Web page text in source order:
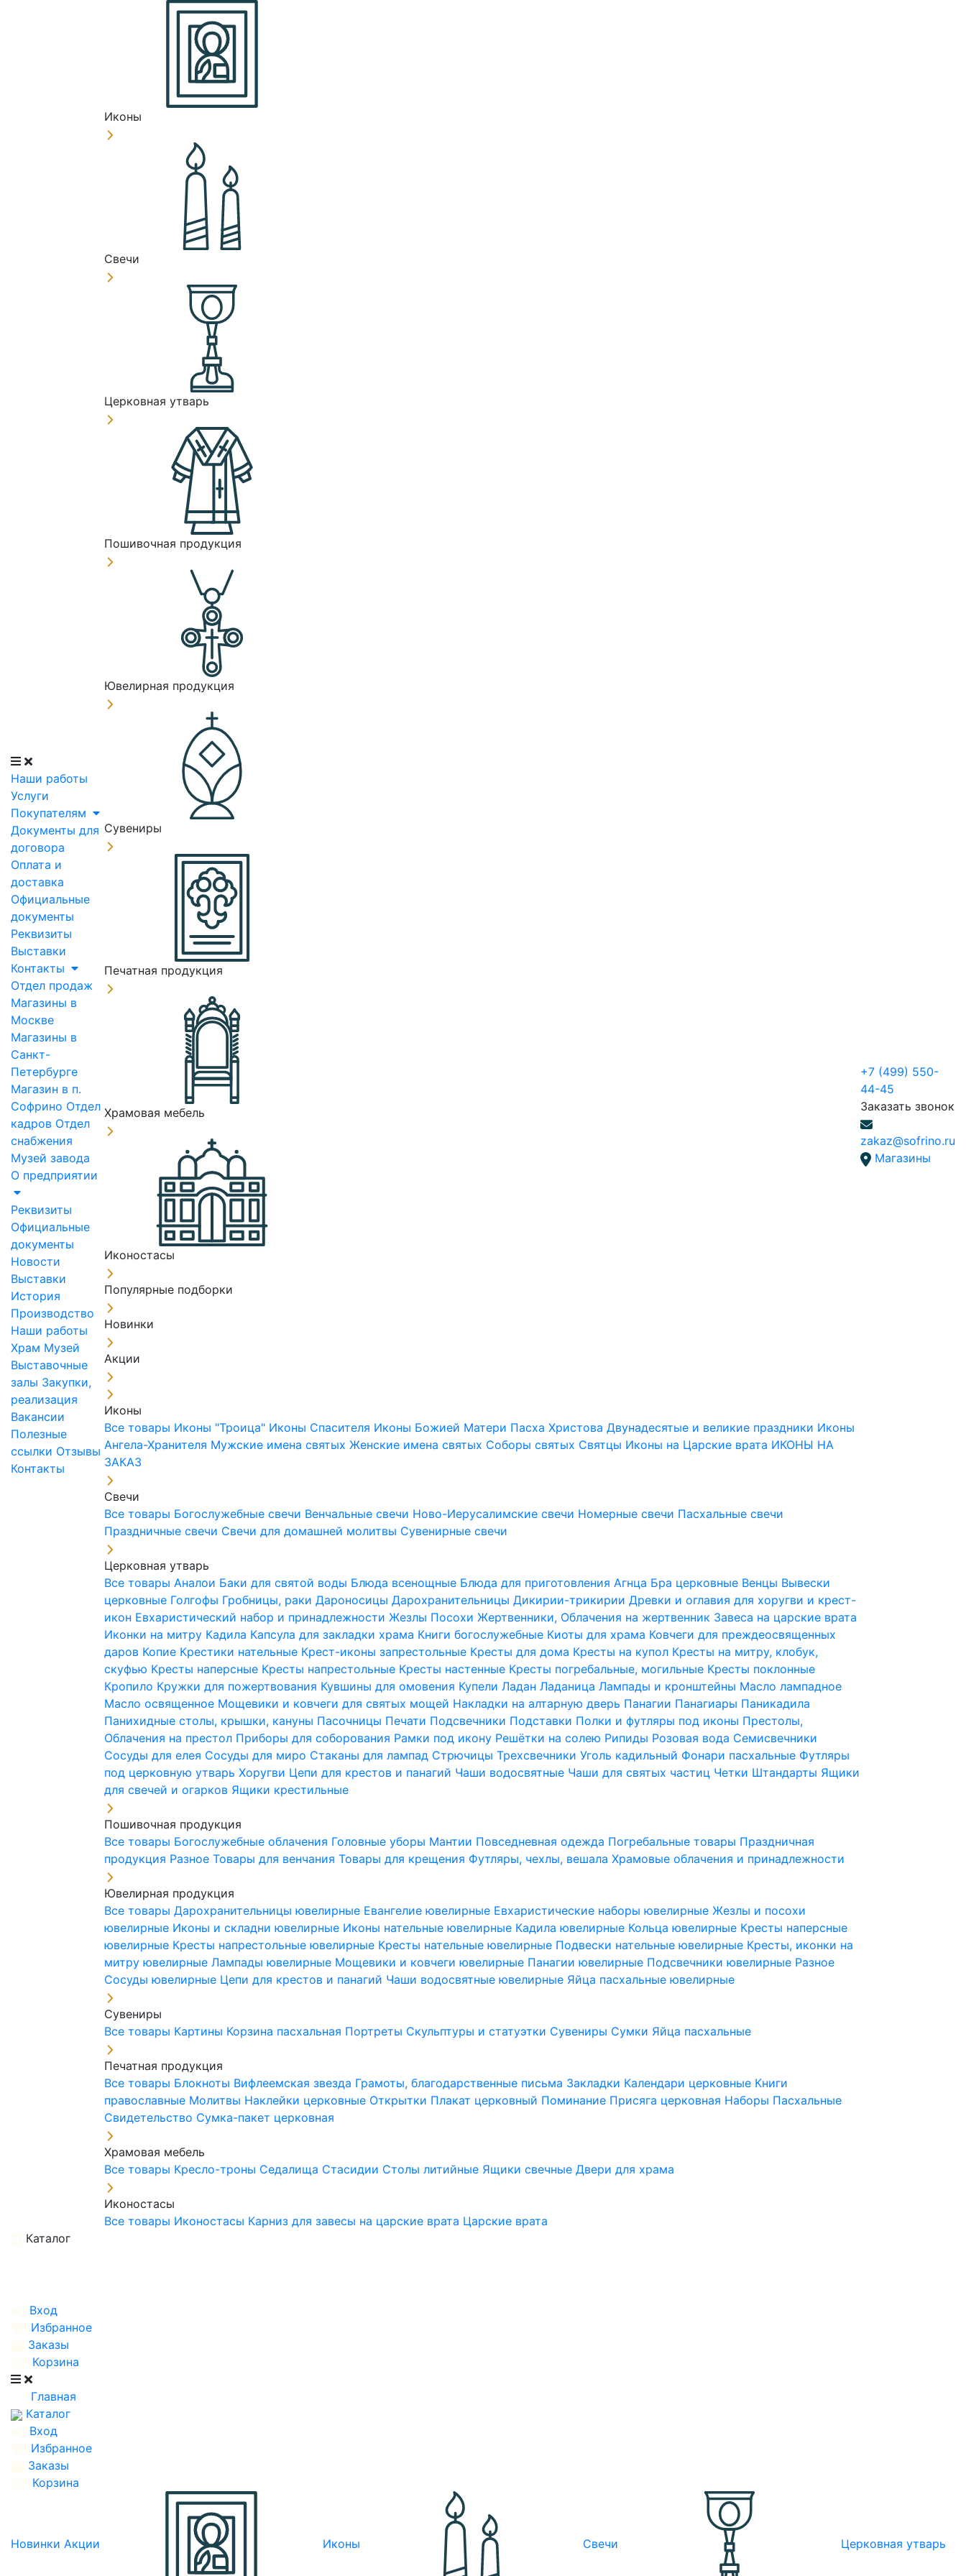
Наши работы
Услуги
Покупателям
Документы для
договора
Оплата и
доставка
Официальные
документы
Реквизиты
Выставки
Контакты
Отдел продаж
Магазины в
Москве
Магазины в
Санкт-
Петербурге
Магазин в п.
Софрино Отдел
кадров Отдел
снабжения
Музей завода
О предприятии
Реквизиты
Официальные
документы
Новости
Выставки
История
Производство
Наши работы
Храм Музей
Выставочные
залы Закупки,
реализация
Вакансии
Полезные
ссылки Отзывы
Контакты
Иконы
Свечи
Церковная утварь
Пошивочная продукция
Ювелирная продукция
Сувениры
Печатная продукция
Храмовая мебель
Иконостасы
Популярные подборки
Новинки
Акции
Иконы
Все товары Иконы "Троица" Иконы Спасителя Иконы Божией Матери Пасха ХристоваДвунадесятые и великие праздники Иконы
Ангела-Хранителя Мужские имена святыхЖенские имена святых Соборы святых Святцы Иконы на Царские врата ИКОНЫ НА
ЗАКАЗ
Свечи
Все товары Богослужебные свечи Венчальные свечи Ново-Иерусалимские свечи Номерные свечи Пасхальные свечи
Праздничные свечи Свечи для домашней молитвы Сувенирные свечи
Церковная утварь
Все товарыАналои Баки для святой воды Блюда всенощные Блюда для приготовления Агнца Бра церковные Венцы Вывески
церковные Голгофы Гробницы, ракиДароносицыДарохранительницыДикирии-трикирииДревки и оглавия для хоругви и крест-
икон Евхаристический набор и принадлежностиЖезлы ПосохиЖертвенники, Облачения на жертвенник Завеса на царские врата
Иконки на митру Кадила Капсула для закладки храма Книги богослужебные Киоты для храма Ковчеги для преждеосвященных
даров Копие Крестики нательные Крест-иконы запрестольные Кресты для дома Кресты на купол Кресты на митру, клобук,
скуфью Кресты наперсные Кресты напрестольные Кресты настенные Кресты погребальные, могильные Кресты поклонные
Кропило Кружки для пожертвования Кувшины для омовения КупелиЛаданЛаданицаЛампады и кронштейны Масло лампадное
Масло освященное Мощевики и ковчеги для святых мощей Накладки на алтарную дверь Панагии Панагиары Паникадила
Панихидные столы, крышки, кануны Пасочницы Печати Подсвечники Подставки Полки и футляры под иконы Престолы,
Облачения на престол Приборы для соборования Рамки под икону Решётки на солею Рипиды Розовая вода Семисвечники
Сосуды для елея Сосуды для миро Стаканы для лампад СтрючицыТрехсвечникиУголь кадильный Фонари пасхальные Футляры
под церковную утварьХоругви Цепи для крестов и панагий Чаши водосвятные Чаши для святых частиц Четки Штандарты Ящики
для свечей и огарков Ящики крестильные
Пошивочная продукция
Все товары Богослужебные облачения Головные уборы Мантии Повседневная одежда Погребальные товары Праздничная
продукция РазноеТовары для венчанияТовары для крещения Футляры, чехлы, вешалаХрамовые облачения и принадлежности
Ювелирная продукция
Все товарыДарохранительницы ювелирные Евангелие ювелирные Евхаристические наборы ювелирныеЖезлы и посохи
ювелирные Иконы и складни ювелирные Иконы нательные ювелирные Кадила ювелирные Кольца ювелирные Кресты наперсные
ювелирные Кресты напрестольные ювелирные Кресты нательные ювелирные Подвески нательные ювелирные Кресты, иконки на
митру ювелирныеЛампады ювелирные Мощевики и ковчеги ювелирные Панагии ювелирные Подсвечники ювелирные Разное
Сосуды ювелирные Цепи для крестов и панагий Чаши водосвятные ювелирные Яйца пасхальные ювелирные
Сувениры
Все товары Картины Корзина пасхальная Портреты Скульптуры и статуэтки Сувениры Сумки Яйца пасхальные
Печатная продукция
Все товары Блокноты Вифлеемская звезда Грамоты, благодарственные письма Закладки Календари церковные Книги
православные Молитвы Наклейки церковные Открытки Плакат церковный Поминание Присяга церковная Наборы Пасхальные
Свидетельство Сумка-пакет церковная
Храмовая мебель
Все товары Кресло-троны Седалища Стасидии Столы литийные Ящики свечныеДвери для храма
Иконостасы
Все товары Иконостасы Карниз для завесы на царские врата Царские врата
+7 (499) 550-
44-45
Заказать звонок
zakaz@sofrino.ru
Магазины
Каталог
Вход
Избранное
Заказы
Корзина
Главная
Каталог
Вход
Избранное
Заказы
Корзина
Новинки Акции Иконы Свечи Церковная утварь